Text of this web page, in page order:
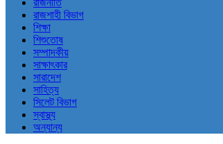
রাজনীতি
রাজশাহী বিভাগ
শিক্ষা
শিশুতোষ
সম্পাদকীয়
সাক্ষাৎকার
সারাদেশ
সাহিত্য
সিলেট বিভাগ
স্বাস্থ্য
অন্যান্য